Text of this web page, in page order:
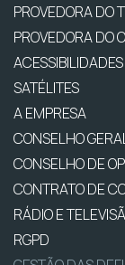
PROVEDORA DO
PROVEDORA DO
ACESSIBILIDADES
SATÉLITES
A EMPRESA
CONSELHO
CONSELHO DE
CONTRATO DE
RÁDIO E
RGPD